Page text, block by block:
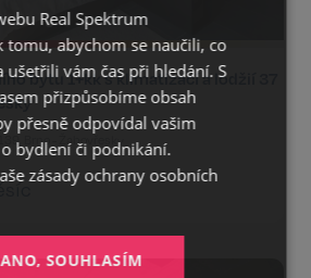
bytu 1+kk s klimatizací a lodžií 37
Brno - Žabovřesky
Real Spektrum
tomu, abychom se naučili, co
ušetřili vám čas při hledání. S
přizpůsobíme obsah
přesně odpovídal vašim
bydlení či podnikání.
zásady ochrany osobních
ANO, SOUHLASÍM